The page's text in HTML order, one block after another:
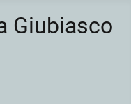
Giubiasco